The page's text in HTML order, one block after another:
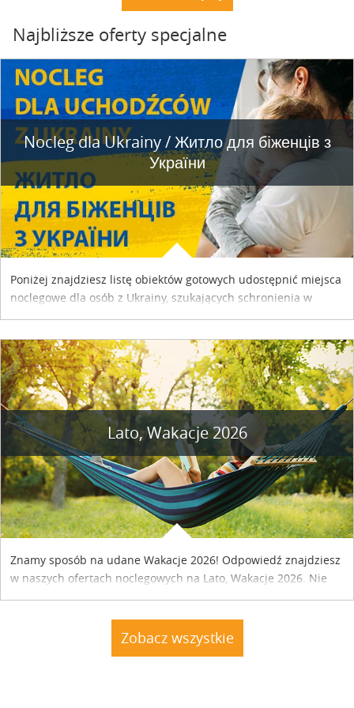
Najbliższe oferty specjalne
Nocleg dla Ukrainy / Житло для бiженцiв з
України
Poniżej znajdziesz listę obiektów gotowych udostępnić miejsca
noclegowe dla osób z Ukrainy, szukających schronienia w
Lato, Wakacje 2026
Znamy sposób na udane Wakacje 2026! Odpowiedź znajdziesz
w naszych ofertach noclegowych na Lato, Wakacje 2026. Nie
zwlekaj atrakcyjne noclegi czekają...
Zobacz wszystkie